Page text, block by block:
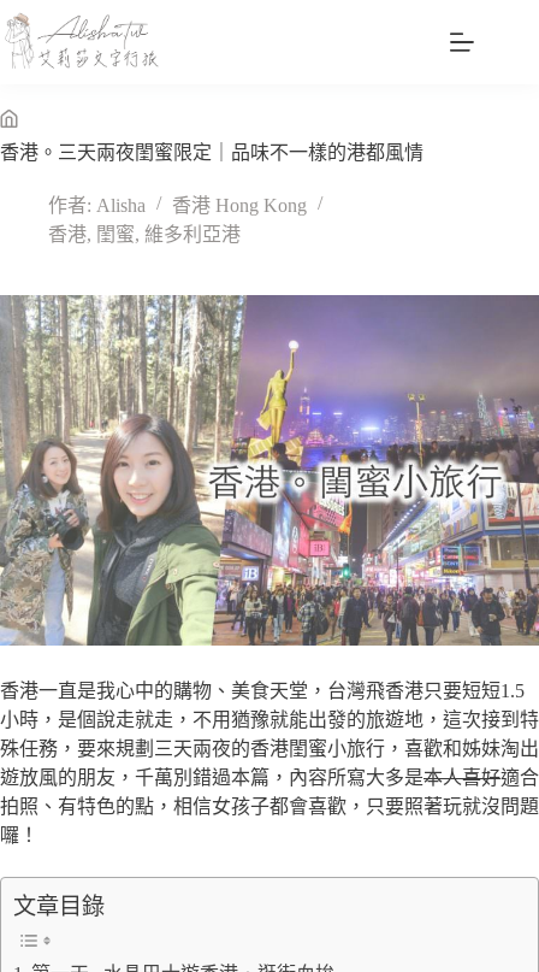
跳
至
主
內
容
無
香港。三天兩夜閨蜜限定｜品味不一樣的港都風情
作者: Alisha
香港 Hong Kong
香港, 閨蜜, 維多利亞港
香港一直是我心中的購物、美食天堂，台灣飛香港只要短短1.5
小時，是個說走就走，不用猶豫就能出發的旅遊地，這次接到特
殊任務，要來規劃三天兩夜的香港閨蜜小旅行，喜歡和姊妹淘出
遊放風的朋友，千萬別錯過本篇，內容所寫大多是本人喜好適合
拍照、有特色的點，相信女孩子都會喜歡，只要照著玩就沒問題
囉！
文章目錄